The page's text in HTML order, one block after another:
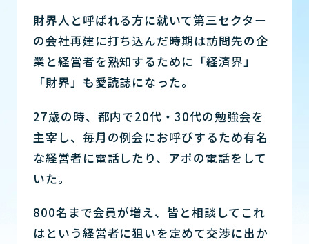
財界人と呼ばれる方に就いて第三セクター
の会社再建に打ち込んだ時期は訪問先の企
業と経営者を熟知するために「経済界」
「財界」も愛読誌になった。
27歳の時、都内で20代・30代の勉強会を
主宰し、毎月の例会にお呼びするため有名
な経営者に電話したり、アポの電話をして
いた。
800名まで会員が増え、皆と相談してこれ
はという経営者に狙いを定めて交渉に出か